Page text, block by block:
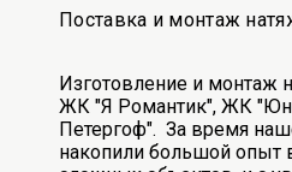
Поставка и монтаж
Изготовление и монтаж
ЖК "Я Романтик", ЖК
Петергоф". За время
накопили большой опыт